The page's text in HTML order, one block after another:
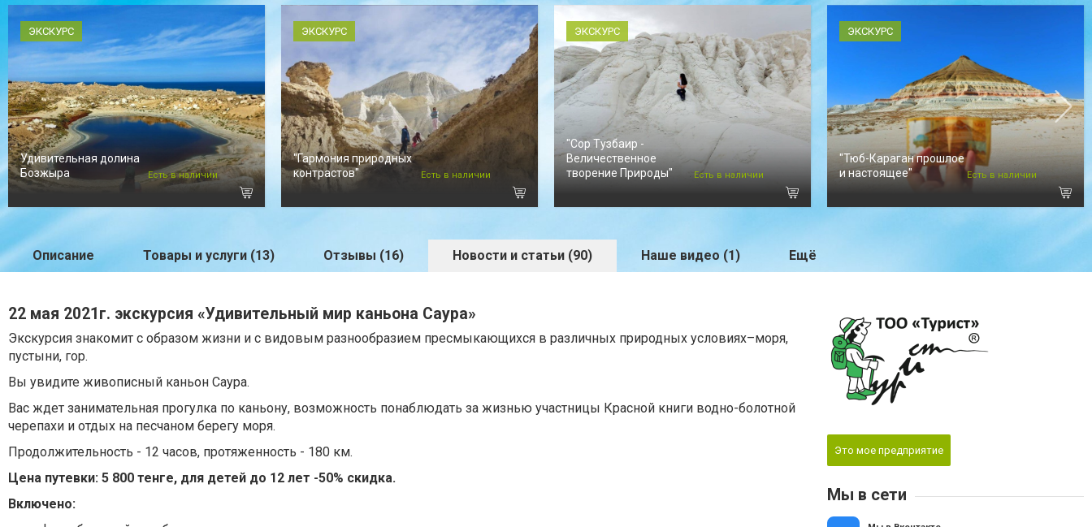
ЭКСКУРС
Удивительная долина
Бозжыра
Есть в наличии
ЭКСКУРС
"Гармония природных
контрастов"
Есть в наличии
ЭКСКУРС
"Сор Тузбаир -
Величественное
творение Природы"
Есть в наличии
ЭКСКУРС
"Тюб-Караган прошлое
и настоящее"
Есть в наличии
Описание Товары и услуги (13) Отзывы (16) Новости и статьи (90) Наше видео (1) Ещё
22 мая 2021г. экскурсия «Удивительный мир каньона Саура»
Экскурсия знакомит с образом жизни и с видовым разнообразием пресмыкающихся в различных природных условиях–моря,
пустыни, гор.
Вы увидите живописный каньон Саура.
Вас ждет занимательная прогулка по каньону, возможность понаблюдать за жизнью участницы Красной книги водно-болотной
черепахи и отдых на песчаном берегу моря.
Продолжительность - 12 часов, протяженность - 180 км.
Цена путевки: 5 800 тенге, для детей до 12 лет -50% скидка.
Включено:
Это мое предприятие
Мы в сети